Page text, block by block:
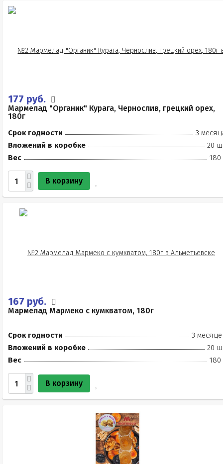
177 руб.
Мармелад "Органик" Курага, Чернослив, грецкий орех,
180г
Срок годности
3
Вложений в коробке
20
Вес
180
В корзину
167 руб.
Мармелад Мармеко с кумкватом, 180г
Срок годности
3
Вложений в коробке
20
Вес
180
В корзину